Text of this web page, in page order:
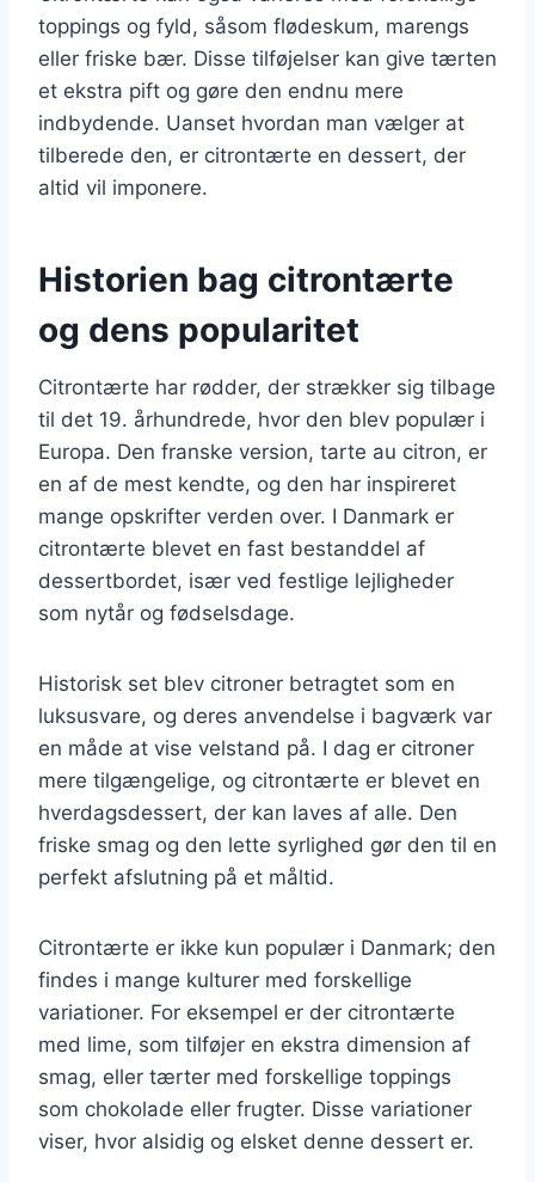
toppings og fyld, såsom flødeskum, marengs
eller friske bær. Disse tilføjelser kan give tærten
et ekstra pift og gøre den endnu mere
indbydende. Uanset hvordan man vælger at
tilberede den, er citrontærte en dessert, der
altid vil imponere.
Historien bag citrontærte
og dens popularitet
Citrontærte har rødder, der strækker sig tilbage
til det 19. århundrede, hvor den blev populær i
Europa. Den franske version, tarte au citron, er
en af de mest kendte, og den har inspireret
mange opskrifter verden over. I Danmark er
citrontærte blevet en fast bestanddel af
dessertbordet, især ved festlige lejligheder
som nytår og fødselsdage.
Historisk set blev citroner betragtet som en
luksusvare, og deres anvendelse i bagværk var
en måde at vise velstand på. I dag er citroner
mere tilgængelige, og citrontærte er blevet en
hverdagsdessert, der kan laves af alle. Den
friske smag og den lette syrlighed gør den til en
perfekt afslutning på et måltid.
Citrontærte er ikke kun populær i Danmark; den
findes i mange kulturer med forskellige
variationer. For eksempel er der citrontærte
med lime, som tilføjer en ekstra dimension af
smag, eller tærter med forskellige toppings
som chokolade eller frugter. Disse variationer
viser, hvor alsidig og elsket denne dessert er.